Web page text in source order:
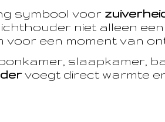
symbool voor
niet alleen
voor een moment van
slaapkamer,
voegt direct warmte